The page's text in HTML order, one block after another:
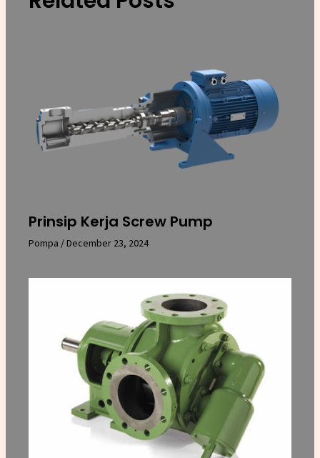
Prinsip Kerja Screw Pump
Pompa /December 23, 2024